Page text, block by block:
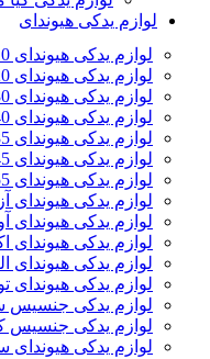
لوازم یدکی هیوندای
لوازم یدکی هیوندای i10
لوازم یدکی هیوندای i20
لوازم یدکی هیوندای i30
لوازم یدکی هیوندای i40
لوازم یدکی هیوندای ix35
لوازم یدکی هیوندای ix45
لوازم یدکی هیوندای ix55
لوازم یدکی هیوندای
لوازم یدکی هیوندای
لوازم یدکی هیوندای
لوازم یدکی هیوندای
لوازم یدکی هیوندای
لوازم یدکی جنسیس
لوازم یدکی جنسیس
لوازم یدکی هیوندای